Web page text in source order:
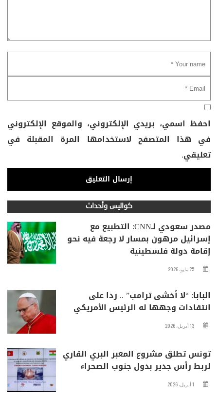
احفظ اسمي، بريدي الإلكتروني، والموقع الإلكتروني
في هذا المتصفح لاستخدامها المرة المقبلة في
تعليقي.
كواليس وأحداث
مصدر سعودي لـCNN: التطبيع مع
إسرائيل مرهون بمسار لا رجعة فيه نحو
إقامة دولة فلسطينية
25 مايو، 2026
البابا: “لا أخشى ترامب” .. ردا على
انتقادات وجهها له الرئيس الأمريكي
13 أبريل، 2026
تونس تطلق مشروع المعبر البري القاري
لربط رأس جدير بدول جنوب الصحراء
1 أبريل، 2026